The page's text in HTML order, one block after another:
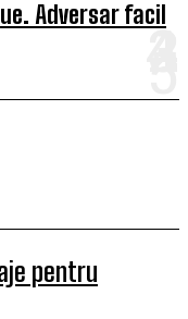
Adversar facil
pentru